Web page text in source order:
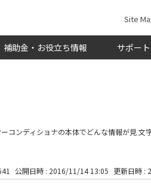
Site
補助金・お役立ち情報 サポート
文
コンディショナの本体でどんな情報が見
公開日時 : 2016/11/14 13:05 更新日時 :